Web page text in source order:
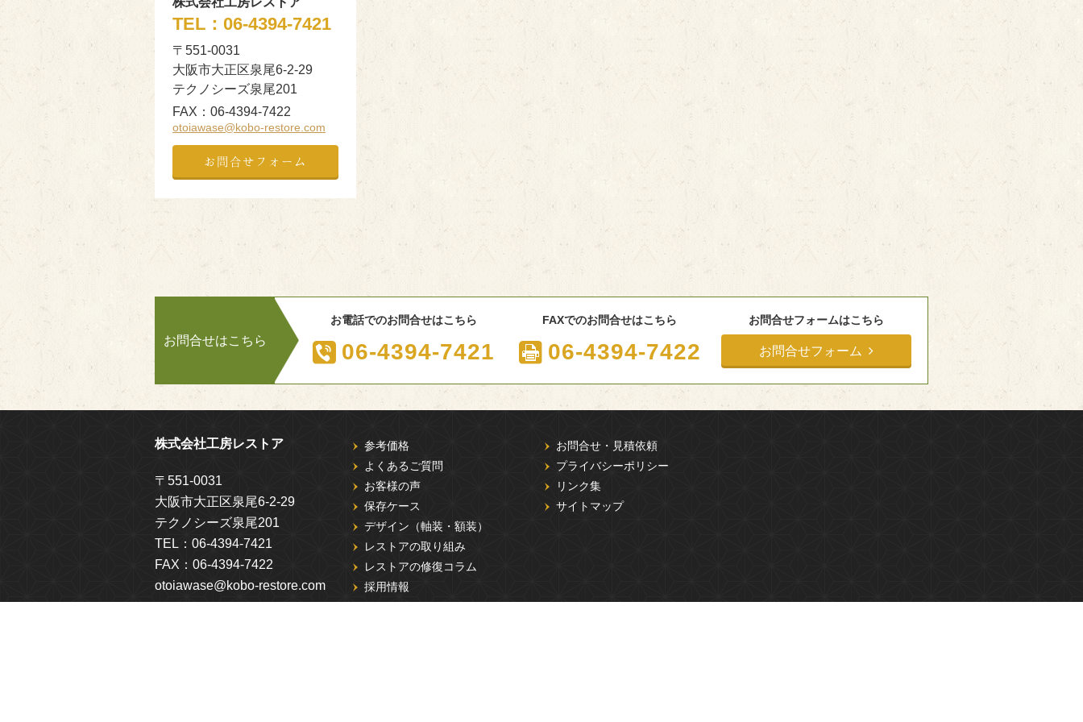
TEL： 06-4394-7421
〒551-0031
大阪市大正区泉尾6-2-29
テクノシーズ泉尾201
FAX： 06-4394-7422
otoiawase@kobo-restore.com
お問合せフォーム
お問合せはこちら
お電話でのお問合せはこちら
06-4394-7421
FAXでのお問合せはこちら
06-4394-7422
お問合せフォームはこちら
お問合せフォーム
株式会社工房レストア
〒551-0031
大阪市大正区泉尾6-2-29
テクノシーズ泉尾201
TEL： 06-4394-7421
FAX： 06-4394-7422
otoiawase@kobo-restore.com
参考価格
よくあるご質問
お客様の声
保存ケース
デザイン（軸装・額装）
レストアの取り組み
レストアの修復コラム
採用情報
お問合せ・見積依頼
プライバシーポリシー
リンク集
サイトマップ